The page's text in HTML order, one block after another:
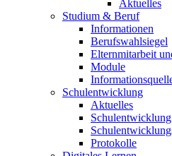
Aktuelles
Studium & Beruf
Informationen
Berufswahlsiegel
Elternmitarbeit
Module
Schulentwicklung
Aktuelles
Protokolle